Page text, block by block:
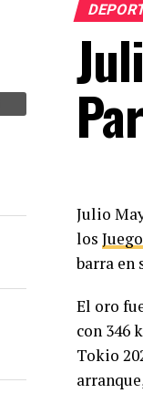
Julio
los
barra en
El oro
con 346
Tokio